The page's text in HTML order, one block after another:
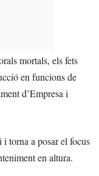
mortals, els fets
en funcions de
d’Empresa i
torna a posar el focus
en altura.